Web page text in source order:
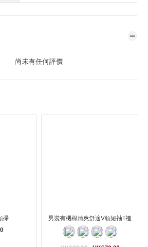
尚未有任何評價
掃
男裝有機棉清爽舒適V領短袖T裇